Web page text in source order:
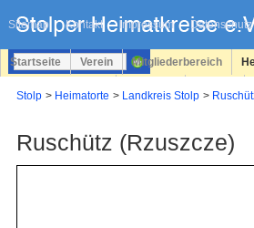
Sitemap Kontakt Impressum Datenschutz
überspringen
Startseite Verein Mitgliederbereich
Stolp Heimatorte Landkreis Stolp
Ruschütz (Rzuszcze)